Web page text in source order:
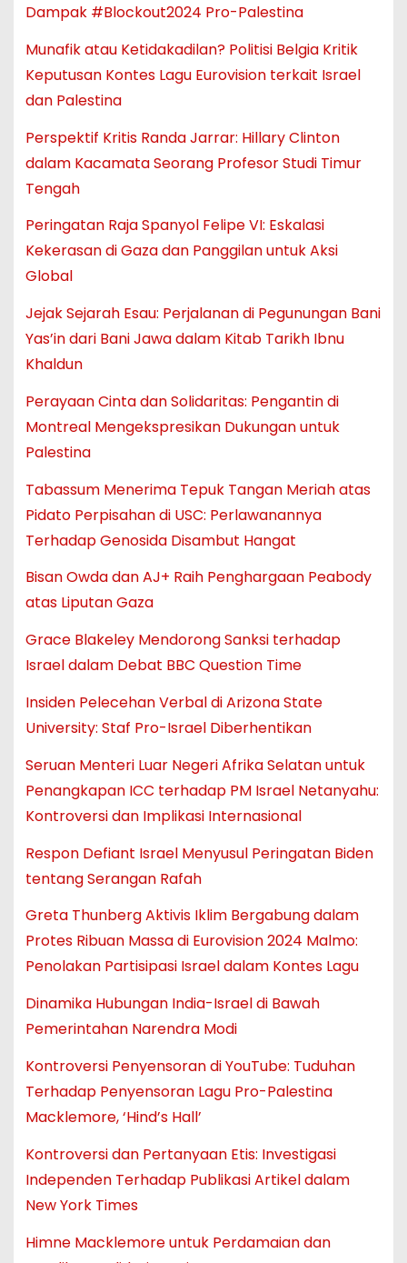
Dampak #Blockout2024 Pro-Palestina
Munafik atau Ketidakadilan? Politisi Belgia Kritik
Keputusan Kontes Lagu Eurovision terkait Israel
dan Palestina
Perspektif Kritis Randa Jarrar: Hillary Clinton
dalam Kacamata Seorang Profesor Studi Timur
Tengah
Peringatan Raja Spanyol Felipe VI: Eskalasi
Kekerasan di Gaza dan Panggilan untuk Aksi
Global
Jejak Sejarah Esau: Perjalanan di Pegunungan Bani
Yas’in dari Bani Jawa dalam Kitab Tarikh Ibnu
Khaldun
Perayaan Cinta dan Solidaritas: Pengantin di
Montreal Mengekspresikan Dukungan untuk
Palestina
Tabassum Menerima Tepuk Tangan Meriah atas
Pidato Perpisahan di USC: Perlawanannya
Terhadap Genosida Disambut Hangat
Bisan Owda dan AJ+ Raih Penghargaan Peabody
atas Liputan Gaza
Grace Blakeley Mendorong Sanksi terhadap
Israel dalam Debat BBC Question Time
Insiden Pelecehan Verbal di Arizona State
University: Staf Pro-Israel Diberhentikan
Seruan Menteri Luar Negeri Afrika Selatan untuk
Penangkapan ICC terhadap PM Israel Netanyahu:
Kontroversi dan Implikasi Internasional
Respon Defiant Israel Menyusul Peringatan Biden
tentang Serangan Rafah
Greta Thunberg Aktivis Iklim Bergabung dalam
Protes Ribuan Massa di Eurovision 2024 Malmo:
Penolakan Partisipasi Israel dalam Kontes Lagu
Dinamika Hubungan India-Israel di Bawah
Pemerintahan Narendra Modi
Kontroversi Penyensoran di YouTube: Tuduhan
Terhadap Penyensoran Lagu Pro-Palestina
Macklemore, ‘Hind’s Hall’
Kontroversi dan Pertanyaan Etis: Investigasi
Independen Terhadap Publikasi Artikel dalam
New York Times
Himne Macklemore untuk Perdamaian dan